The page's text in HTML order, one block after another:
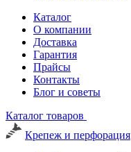
Каталог
О компании
Доставка
Гарантия
Прайсы
Контакты
Блог и советы
Каталог товаров
Крепеж и перфорация